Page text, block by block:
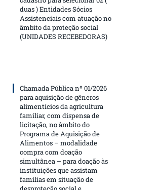
duas ) Entidades Sócios
Assistenciais com atuação no
âmbito da proteção social
(UNIDADES RECEBEDORAS)
Chamada Pública nº 01/2026
para aquisição de gêneros
alimentícios da agricultura
familiar, com dispensa de
licitação, no âmbito do
Programa de Aquisição de
Alimentos – modalidade
compra com doação
simultânea – para doação às
instituições que assistam
famílias em situação de